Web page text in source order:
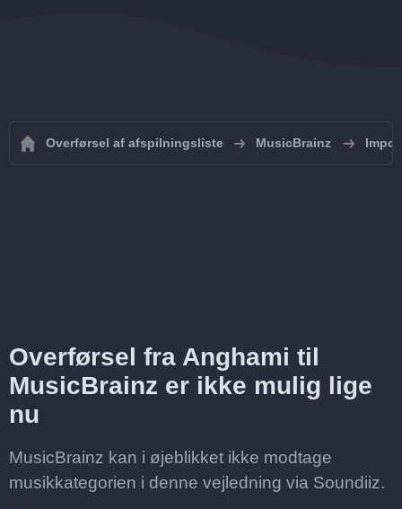
Overførsel af afspilningsliste MusicBrainz
Overførsel fra Anghami til
MusicBrainz er ikke mulig lige
nu
MusicBrainz kan i øjeblikket ikke modtage
musikkategorien i denne vejledning via Soundiiz.